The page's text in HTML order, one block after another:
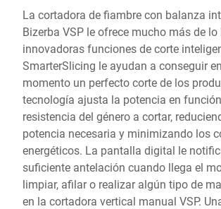
La cortadora de fiambre con balanza
Bizerba VSP le ofrece mucho más de
innovadoras funciones de corte
SmarterSlicing le ayudan a conseguir
momento un perfecto corte de los
tecnología ajusta la potencia en
resistencia del género a cortar,
potencia necesaria y minimizando los
energéticos. La pantalla digital le
suficiente antelación cuando llega el
limpiar, afilar o realizar algún tipo de
en la cortadora vertical manual VSP.